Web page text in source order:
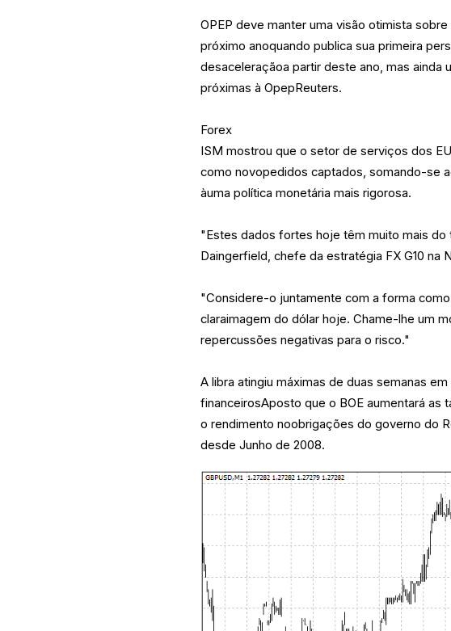
OPEP deve manter uma visão otimista
próximo anoquando publica sua primeira
desaceleraçãoa partir deste ano, mas ainda
próximas à OpepReuters.
Forex
ISM mostrou que o setor de serviços dos
como novopedidos captados, somando-se
àuma política monetária mais rigorosa.
"Estes dados fortes hoje têm muito mais
Daingerfield, chefe da estratégia FX G10
"Considere-o juntamente com a forma
claraimagem do dólar hoje. Chame-lhe um
repercussões negativas para o risco."
A libra atingiu máximas de duas semanas
financeirosAposto que o BOE aumentará as
o rendimento noobrigações do governo do
desde Junho de 2008.